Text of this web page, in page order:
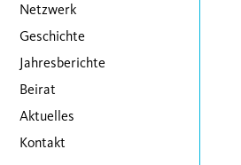
Netzwerk
Geschichte
Jahresberichte
Beirat
Aktuelles
Kontakt